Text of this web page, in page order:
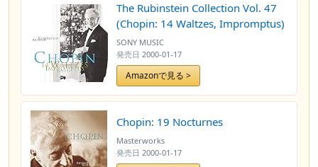
The Rubinstein Collection Vol. 47
(Chopin: 14 Waltzes, Impromptus)
SONY MUSIC
発売日 2000-01-17
Amazonで見る >
Chopin: 19 Nocturnes
Masterworks
発売日 2000-01-17